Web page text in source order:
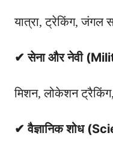
यात्रा, ट्रेकिंग, जंगल
✔ सेना और नेवी
मिशन, लोकेशन ट्रैकिंग,
✔ वैज्ञानिक शोध